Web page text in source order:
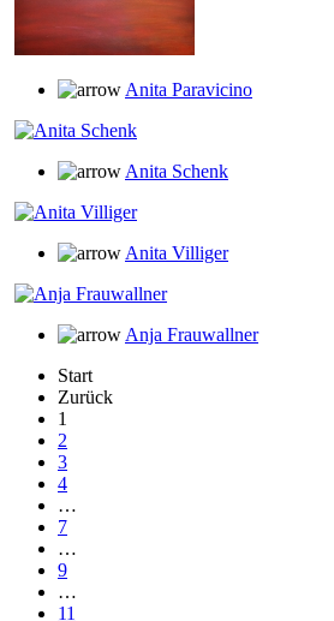
Anita Paravicino
Anita Schenk
Anita Villiger
Anja Frauwallner
Start
Zurück
1
2
3
4
…
7
…
9
…
11